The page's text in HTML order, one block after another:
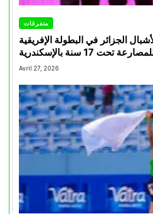
متفرقات
الجزائر في البطولة الإفريقية
تحت 17 سنة بالإسكندرية
Avril 27, 2026